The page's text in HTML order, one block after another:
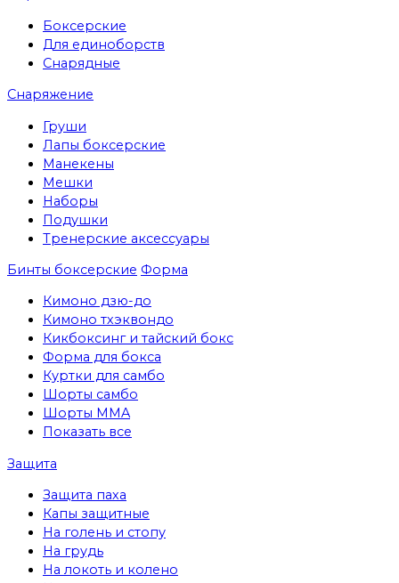
Боксерские
Для единоборств
Снарядные
Снаряжение
Груши
Лапы боксерские
Манекены
Мешки
Наборы
Подушки
Тренерские аксессуары
Бинты боксерские Форма
Кимоно дзю-до
Кимоно тхэквондо
Кикбоксинг и тайский бокс
Форма для бокса
Куртки для самбо
Шорты самбо
Шорты MMA
Показать все
Защита
Защита паха
Капы защитные
На голень и стопу
На грудь
На локоть и колено